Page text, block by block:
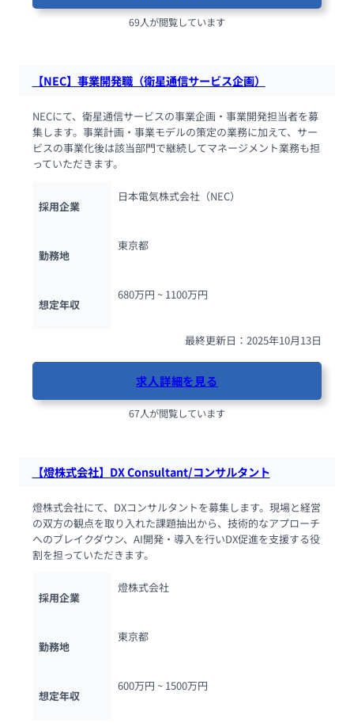
69人が閲覧しています
【NEC】事業開発職（衛星通信サービス企画）
NECにて、衛星通信サービスの事業企画・事業開発担当者を募
集します。事業計画・事業モデルの策定の業務に加えて、サー
ビスの事業化後は該当部門で継続してマネージメント業務も担
っていただきます。
採用企業
日本電気株式会社（NEC）
勤務地
東京都
想定年収
680万円 ~ 1100万円
最終更新日：2025年10月13日
求人詳細を見る
67人が閲覧しています
【燈株式会社】DX Consultant/コンサルタント
燈株式会社にて、DXコンサルタントを募集します。現場と経営
の双方の観点を取り入れた課題抽出から、技術的なアプローチ
へのブレイクダウン、AI開発・導入を行いDX促進を支援する役
割を担っていただきます。
採用企業
燈株式会社
勤務地
東京都
想定年収
600万円 ~ 1500万円